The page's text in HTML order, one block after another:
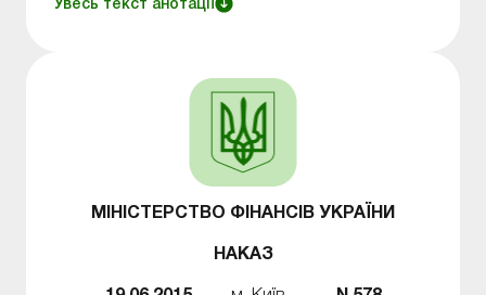
Увесь текст анотації
МІНІСТЕРСТВО ФІНАНСІВ УКРАЇНИ
НАКАЗ